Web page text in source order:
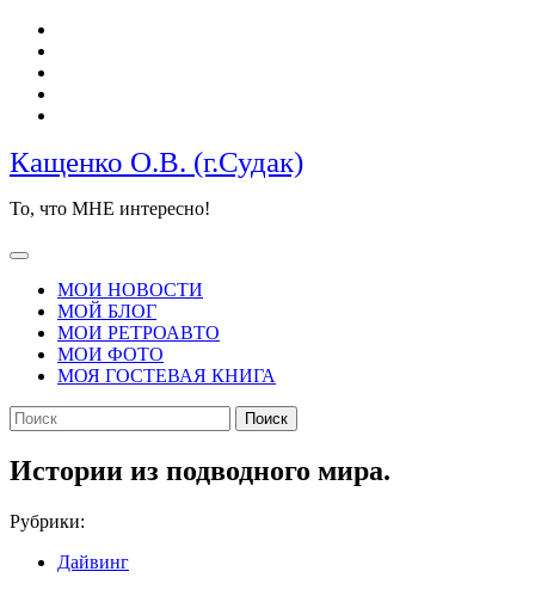
Перейти
содержимому
Кащенко О.В. (г.Судак)
То, что МНЕ интересно!
Кнопка
ОткрытьМОИ НОВОСТИ
МОЙ БЛОГ
МОИ РЕТРОАВТО
МОИ ФОТО
МОЯ ГОСТЕВАЯ КНИГА
КНОПКА
ЗАКРЫТЬ
Найти:
Истории из подводного мира.
Рубрики:
Дайвинг